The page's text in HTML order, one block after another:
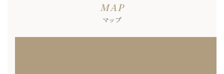
MAP
マップ